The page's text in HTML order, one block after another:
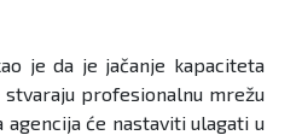
je da je jačanje kapaciteta
profesionalnu mrežu
će nastaviti ulagati u